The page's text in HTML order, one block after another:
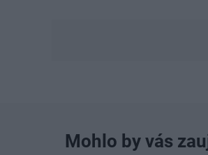
Mohlo by vás